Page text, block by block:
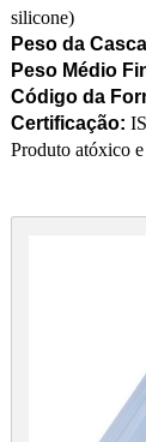
silicone)
Peso da
Peso Médio
Código da
Certificação:
Produto atóxico